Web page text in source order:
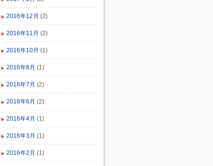
2016年12月 (2)
2016年11月 (2)
2016年10月 (1)
2016年8月 (1)
2016年7月 (2)
2016年6月 (2)
2016年4月 (1)
2016年3月 (1)
2016年2月 (1)